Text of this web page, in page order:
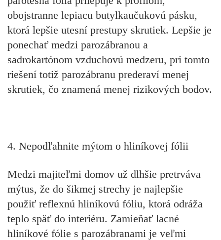
obojstranne lepiacu butylkaučukovú pásku,
ktorá lepšie utesní prestupy skrutiek. Lepšie je
ponechať medzi parozábranou a
sadrokartónom vzduchovú medzeru, pri tomto
riešení totiž parozábranu prederaví menej
skrutiek, čo znamená menej rizikových bodov.
4. Nepodľahnite mýtom o hliníkovej fólii
Medzi majiteľmi domov už dlhšie pretrváva
mýtus, že do šikmej strechy je najlepšie
použiť reflexnú hliníkovú fóliu, ktorá odráža
teplo späť do interiéru. Zamieňať lacné
hliníkové fólie s parozábranami je veľmi